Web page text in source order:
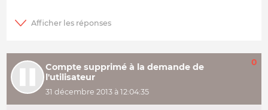
Compte supprimé à la demande de
l'utilisateur
31 décembre 2013 à 12:04:35
0